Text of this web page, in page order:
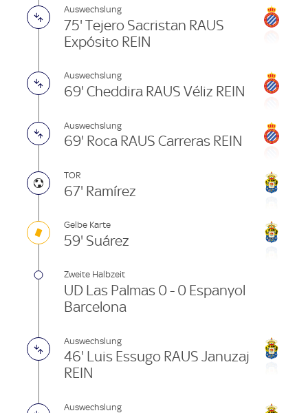
Auswechslung
75' Tejero Sacristan RAUS
Expósito REIN
Auswechslung
69' Cheddira RAUS Véliz REIN
Auswechslung
69' Roca RAUS Carreras REIN
TOR
67' Ramírez
Gelbe Karte
59' Suárez
Zweite Halbzeit
UD Las Palmas 0 - 0 Espanyol
Barcelona
Auswechslung
46' Luis Essugo RAUS Januzaj
REIN
Auswechslung